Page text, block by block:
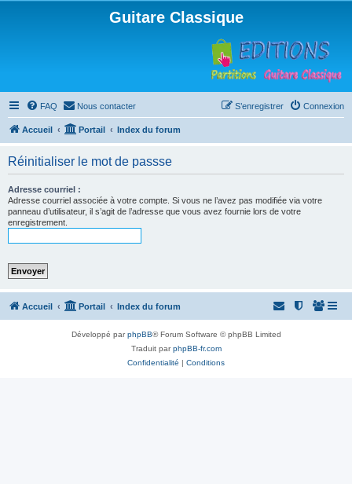
Guitare Classique
FAQ Nous contacter Connexion
S’enregistrer
Accueil Portail Index du forum
Réinitialiser le mot de passse
Adresse courriel :
Adresse courriel associée à votre compte. Si vous ne l’avez pas modifiée via votre
panneau d’utilisateur, il s’agit de l’adresse que vous avez fournie lors de votre
enregistrement.
Accueil Portail Index du forum
Développé parphpBB® Forum Software © phpBB Limited
Traduit parphpBB-fr.com
Confidentialité | Conditions